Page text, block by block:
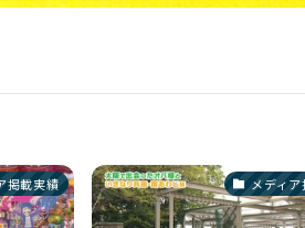
掲載実績 メディ